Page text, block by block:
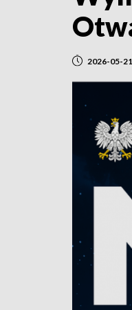
2026-05-21